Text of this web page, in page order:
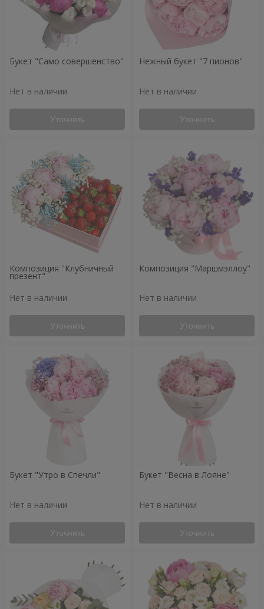
Букет "Само совершенство"
Нет в наличии
Уточнить
Нежный букет "7 пионов"
Нет в наличии
Уточнить
Композиция "Клубничный
презент"
Нет в наличии
Уточнить
Композиция "Маршмэллоу"
Нет в наличии
Уточнить
Букет "Утро в Спечли"
Нет в наличии
Уточнить
Букет "Весна в Лояне"
Нет в наличии
Уточнить